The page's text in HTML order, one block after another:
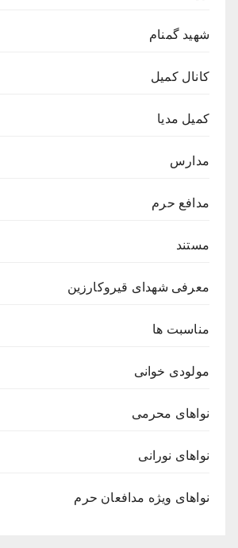
شهید گمنام
کانال کمیل
کمیل مدیا
مدارس
مدافع حرم
مستند
معرفی شهدای قیروکارزین
مناسبت ها
مولودی خوانی
نواهای محرمی
نواهای نورانی
نواهای ویژه مدافعان حرم